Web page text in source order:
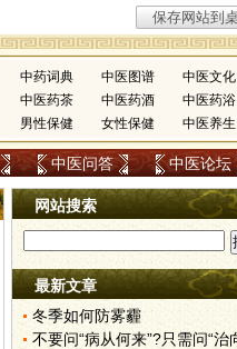
中药词典 中医图谱
中医文化
中医药茶 中医药酒
中医药浴
男性保健 女性保健 中医养生
中医问答 中医论坛
网站搜索
最新文章
冬季如何防雾霾